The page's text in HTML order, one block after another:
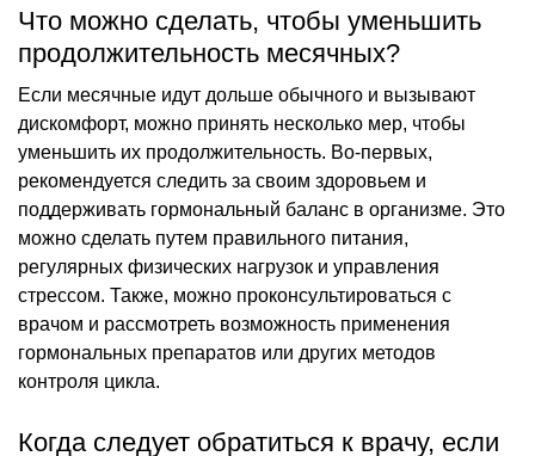
Что можно сделать, чтобы уменьшить
продолжительность месячных?
Если месячные идут дольше обычного и вызывают
дискомфорт, можно принять несколько мер, чтобы
уменьшить их продолжительность. Во-первых,
рекомендуется следить за своим здоровьем и
поддерживать гормональный баланс в организме. Это
можно сделать путем правильного питания,
регулярных физических нагрузок и управления
стрессом. Также, можно проконсультироваться с
врачом и рассмотреть возможность применения
гормональных препаратов или других методов
контроля цикла.
Когда следует обратиться к врачу, если